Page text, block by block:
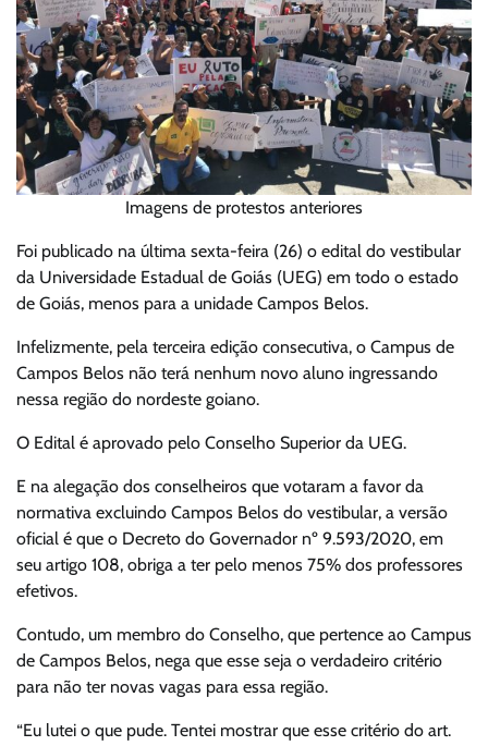
Imagens de protestos anteriores
Foi publicado na última sexta-feira (26) o edital do vestibular
da Universidade Estadual de Goiás (UEG) em todo o estado
de Goiás, menos para a unidade Campos Belos.
Infelizmente, pela terceira edição consecutiva, o Campus de
Campos Belos não terá nenhum novo aluno ingressando
nessa região do nordeste goiano.
O Edital é aprovado pelo Conselho Superior da UEG.
E na alegação dos conselheiros que votaram a favor da
normativa excluindo Campos Belos do vestibular, a versão
oficial é que o Decreto do Governador nº 9.593/2020, em
seu artigo 108, obriga a ter pelo menos 75% dos professores
efetivos.
Contudo, um membro do Conselho, que pertence ao Campus
de Campos Belos, nega que esse seja o verdadeiro critério
para não ter novas vagas para essa região.
“Eu lutei o que pude. Tentei mostrar que esse critério do art.